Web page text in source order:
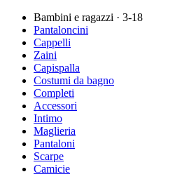
Bambini e ragazzi · 3-18
Pantaloncini
Cappelli
Zaini
Capispalla
Costumi da bagno
Completi
Accessori
Intimo
Maglieria
Pantaloni
Scarpe
Camicie